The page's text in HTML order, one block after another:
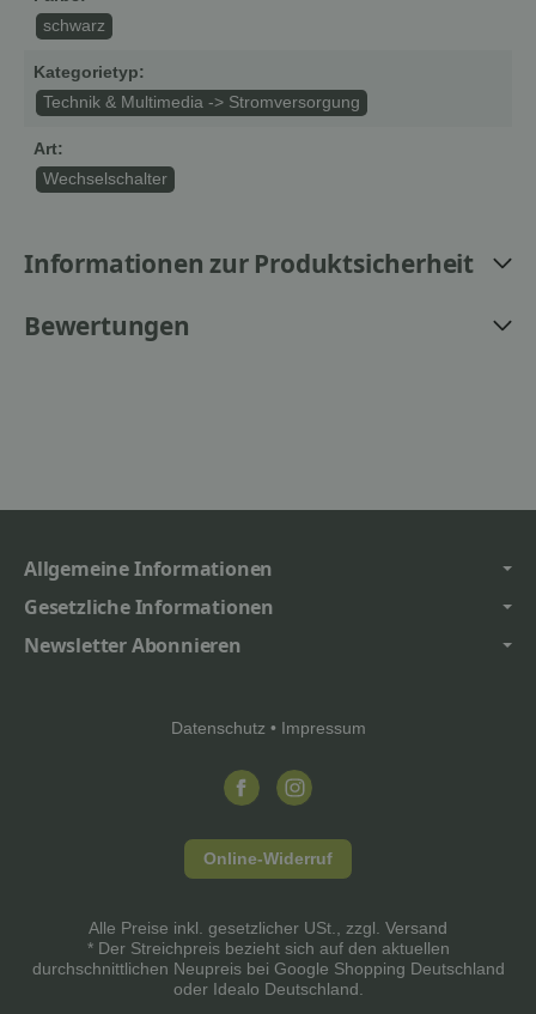
schwarz
Kategorietyp:
Technik & Multimedia -> Stromversorgung
Art:
Wechselschalter
Informationen zur Produktsicherheit
Bewertungen
Allgemeine Informationen
Gesetzliche Informationen
Newsletter Abonnieren
Datenschutz • Impressum
Online-Widerruf
Alle Preise inkl. gesetzlicher USt., zzgl. Versand
* Der Streichpreis bezieht sich auf den aktuellen
durchschnittlichen Neupreis bei Google Shopping Deutschland
oder Idealo Deutschland.